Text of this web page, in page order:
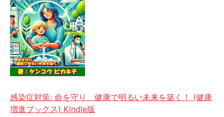
感染症対策: 命を守り、健康で明るい未来を築く！ (健康
増進ブックス) Kindle版